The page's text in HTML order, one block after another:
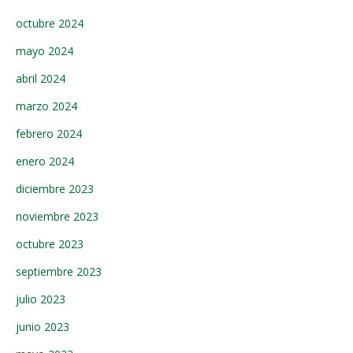
octubre 2024
mayo 2024
abril 2024
marzo 2024
febrero 2024
enero 2024
diciembre 2023
noviembre 2023
octubre 2023
septiembre 2023
julio 2023
junio 2023